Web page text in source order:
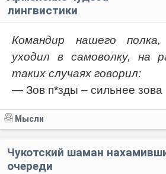
лингвистики
Командир нашего
уходил в самоволку, на
таких случаях говорил:
— Зов п*зды – сильнее зова
Мысли
Чукотский шаман
очереди